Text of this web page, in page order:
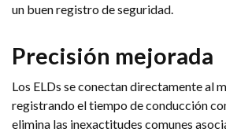
un buen registro de seguridad.
Precisión mejorada
Los ELDs se conectan directamente al
registrando el tiempo de conducción
elimina las inexactitudes comunes